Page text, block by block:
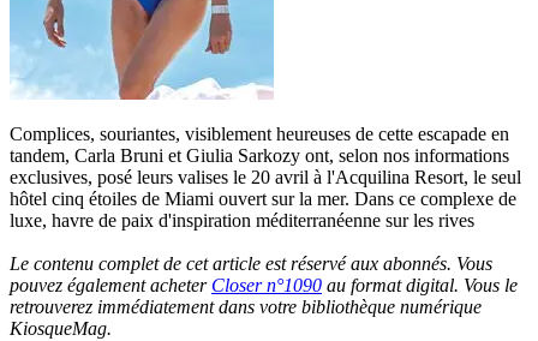
Complices, souriantes, visiblement heureuses de cette escapade en
tandem, Carla Bruni et Giulia Sarkozy ont, selon nos informations
exclusives, posé leurs valises le 20 avril à l'Acquilina Resort, le seul
hôtel cinq étoiles de Miami ouvert sur la mer. Dans ce complexe de
luxe, havre de paix d'inspiration méditerranéenne sur les rives
Le contenu complet de cet article est réservé aux abonnés. Vous
pouvez également acheter Closer n°1090 au format digital. Vous le
retrouverez immédiatement dans votre bibliothèque numérique
KiosqueMag.